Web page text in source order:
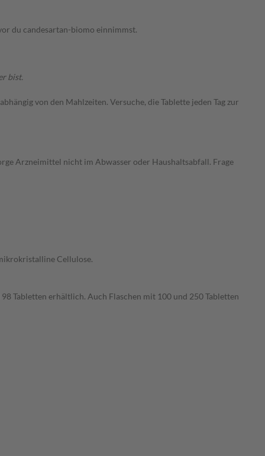
du candesartan-biomo einnimmst.
bist.
von den Mahlzeiten. Versuche, die Tablette jeden Tag zur
Arzneimittel nicht im Abwasser oder Haushaltsabfall. Frage
Cellulose.
Tabletten erhältlich. Auch Flaschen mit 100 und 250 Tabletten